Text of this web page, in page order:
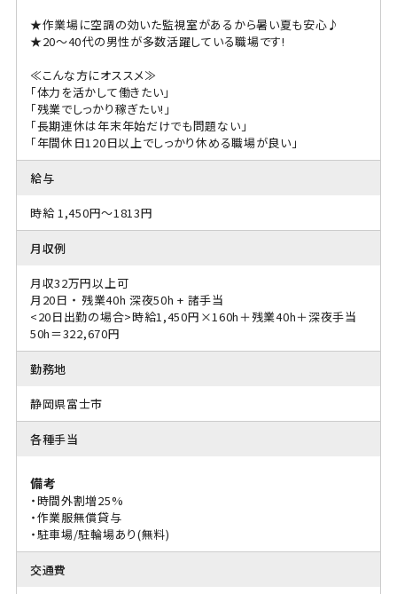
★作業場に空調の効いた監視室があるから暑い夏も安心♪
★20～40代の男性が多数活躍している職場です!
≪こんな方にオススメ≫
「体力を活かして働きたい」
「残業でしっかり稼ぎたい!」
「長期連休は年末年始だけでも問題ない」
「年間休日120日以上でしっかり休める職場が良い」
給与
時給 1,450円～1813円
月収例
月収32万円以上可
月20日 ・ 残業40h 深夜50h + 諸手当
<20日出勤の場合>時給1,450円×160h＋残業40h＋深夜手当
50h＝322,670円
勤務地
静岡県富士市
各種手当
備考
・時間外割増25%
・作業服無償貸与
・駐車場/駐輪場あり(無料)
交通費